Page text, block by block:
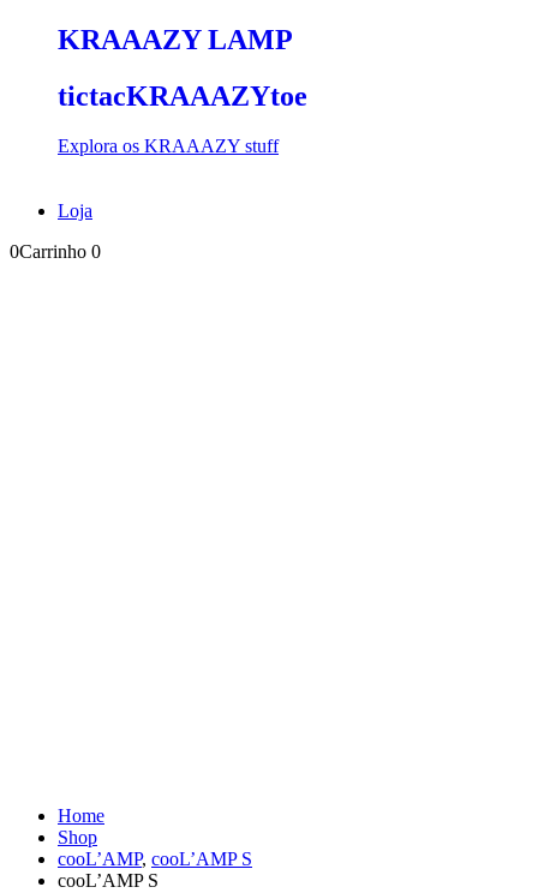
KRAAAZY LAMP
tictacKRAAAZYtoe
Explora os KRAAAZY stuff
Loja
0Carrinho 0
Home
Shop
cooL’AMP, cooL’AMP S
cooL’AMP S